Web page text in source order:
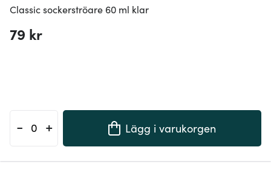
Classic sockerströare 60 ml klar
79 kr
- + Lägg i varukorgen